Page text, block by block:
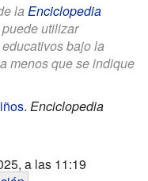
la Enciclopedia
utilizar
bajo la
a menos que se indique
. Enciclopedia
a las 11:19